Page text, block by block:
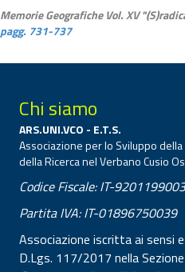
Memorie Geografiche Vol. XV
pagg. 731-737
Chi siamo
ARS.UNI.VCO - E.T.S.
Associazione per lo Sviluppo
della Ricerca nel Verbano Cusio
Codice Fiscale: IT-
Partita IVA: IT-01896750039
Associazione iscritta ai sensi
D.Lgs. 117/2017 nella